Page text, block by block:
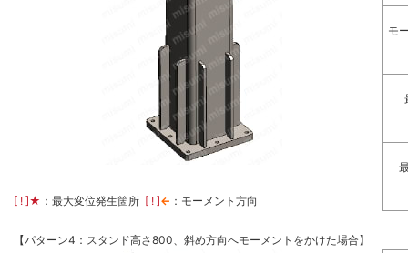
[ ! ]★ ：最大変位発生箇所 [ ! ]← ：モーメント方向
モ
【パターン4：スタンド高さ800、斜め方向へモーメントをかけた場合】